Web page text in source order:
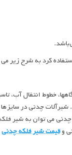
کرد به شرح زیر
خطوط انتقال آب،
چدنی در
چدنی می توان به شیر
وقیمت شیر فلکه چدنی